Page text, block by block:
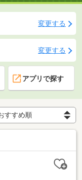
変更する
変更する
アプリで探す